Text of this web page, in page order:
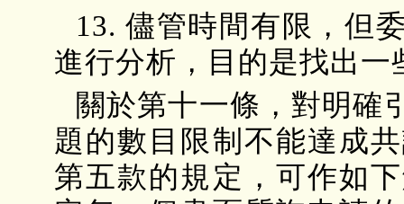
13. 儘管時間有限，但
進行分析，目的是找出
關於第十一條，對明確
題的數目限制不能達成
第五款的規定，可作如